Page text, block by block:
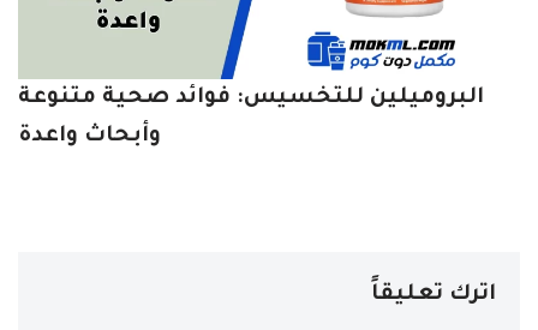
البروميلين للتخسيس: فوائد صحية متنوعة
وأبحاث واعدة
اترك تعليقاً